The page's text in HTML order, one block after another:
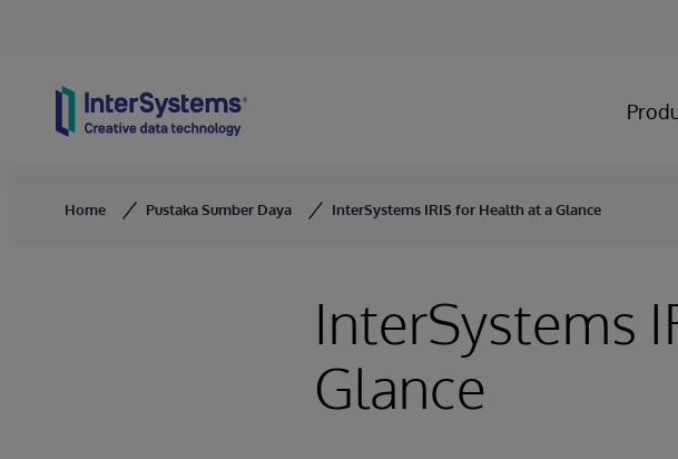
Home Pustaka Sumber Daya InterSystems IRIS for Health at a Glance
InterSystems
Glance